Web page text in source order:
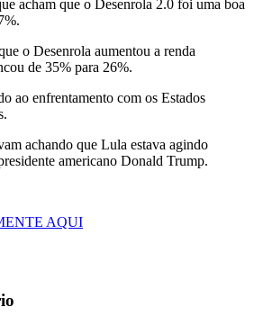
acham que o Desenrola 2.0 foi uma boa
o Desenrola aumentou a renda
de 35% para 26%.
ao enfrentamento com os Estados
achando que Lula estava agindo
americano Donald Trump.
AQUI